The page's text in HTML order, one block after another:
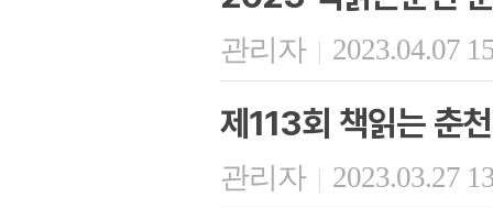
관리자 | 2023.04.07
제113회 책읽는 춘천
관리자 | 2023.03.27